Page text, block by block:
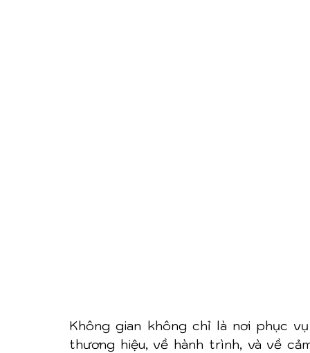
Không gian không chỉ là nơi phục
thương hiệu, về hành trình, và về